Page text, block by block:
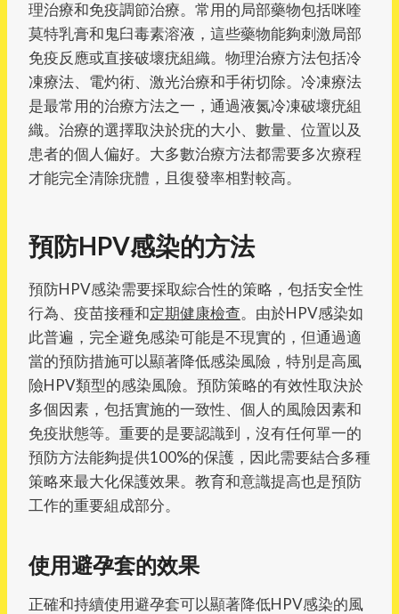
理治療和免疫調節治療。常用的局部藥物包括咪喹
莫特乳膏和鬼臼毒素溶液，這些藥物能夠刺激局部
免疫反應或直接破壞疣組織。物理治療方法包括冷
凍療法、電灼術、激光治療和手術切除。冷凍療法
是最常用的治療方法之一，通過液氮冷凍破壞疣組
織。治療的選擇取決於疣的大小、數量、位置以及
患者的個人偏好。大多數治療方法都需要多次療程
才能完全清除疣體，且復發率相對較高。
預防HPV感染的方法
預防HPV感染需要採取綜合性的策略，包括安全性
行為、疫苗接種和定期健康檢查。由於HPV感染如
此普遍，完全避免感染可能是不現實的，但通過適
當的預防措施可以顯著降低感染風險，特別是高風
險HPV類型的感染風險。預防策略的有效性取決於
多個因素，包括實施的一致性、個人的風險因素和
免疫狀態等。重要的是要認識到，沒有任何單一的
預防方法能夠提供100%的保護，因此需要結合多種
策略來最大化保護效果。教育和意識提高也是預防
工作的重要組成部分。
使用避孕套的效果
正確和持續使用避孕套可以顯著降低HPV感染的風